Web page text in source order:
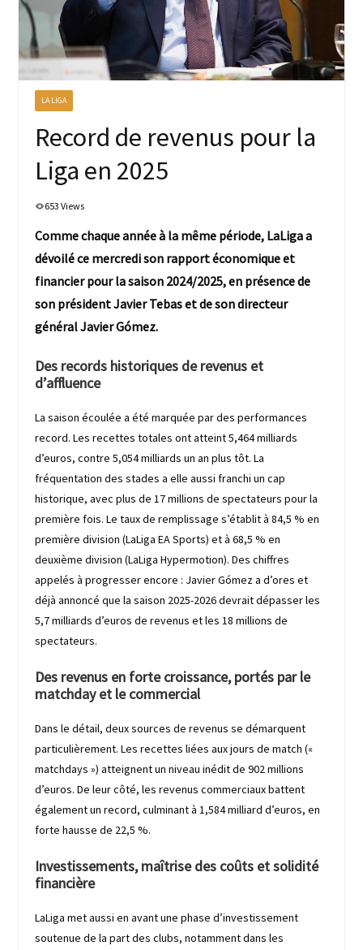
LA LIGA
Record de revenus pour la
Liga en 2025
653 Views
Comme chaque année à la même période, LaLiga a
dévoilé ce mercredi son rapport économique et
financier pour la saison 2024/2025, en présence de
son président Javier Tebas et de son directeur
général Javier Gómez.
Des records historiques de revenus et
d’affluence
La saison écoulée a été marquée par des performances
record. Les recettes totales ont atteint 5,464 milliards
d’euros, contre 5,054 milliards un an plus tôt. La
fréquentation des stades a elle aussi franchi un cap
historique, avec plus de 17 millions de spectateurs pour la
première fois. Le taux de remplissage s’établit à 84,5 % en
première division (LaLiga EA Sports) et à 68,5 % en
deuxième division (LaLiga Hypermotion). Des chiffres
appelés à progresser encore : Javier Gómez a d’ores et
déjà annoncé que la saison 2025-2026 devrait dépasser les
5,7 milliards d’euros de revenus et les 18 millions de
spectateurs.
Des revenus en forte croissance, portés par le
matchday et le commercial
Dans le détail, deux sources de revenus se démarquent
particulièrement. Les recettes liées aux jours de match («
matchdays ») atteignent un niveau inédit de 902 millions
d’euros. De leur côté, les revenus commerciaux battent
également un record, culminant à 1,584 milliard d’euros, en
forte hausse de 22,5 %.
Investissements, maîtrise des coûts et solidité
financière
LaLiga met aussi en avant une phase d’investissement
soutenue de la part des clubs, notamment dans les